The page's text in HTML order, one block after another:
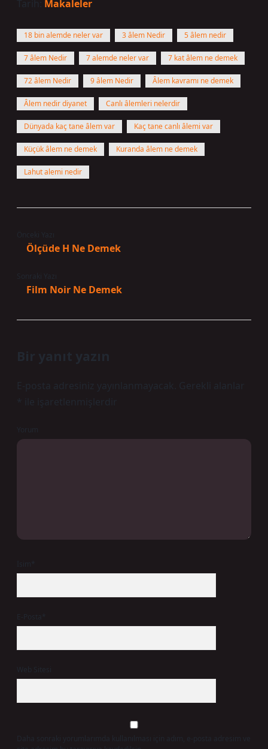
Tarih: Makaleler
18 bin alemde neler var 3 âlem Nedir 5 âlem nedir
7 âlem Nedir 7 alemde neler var 7 kat âlem ne demek
72 âlem Nedir 9 âlem Nedir Âlem kavramı ne demek
Âlem nedir diyanet Canlı âlemleri nelerdir
Dünyada kaç tane âlem var Kaç tane canlı âlemi var
Küçük âlem ne demek Kuranda âlem ne demek
Lahut alemi nedir
Ölçüde H Ne Demek
Film Noir Ne Demek
Bir yanıt yazın
E-posta adresiniz yayınlanmayacak.
Gerekli alanlar
ile işaretlenmişlerdir
Daha sonraki yorumlarımda kullanılması için adım, e-posta adresim ve